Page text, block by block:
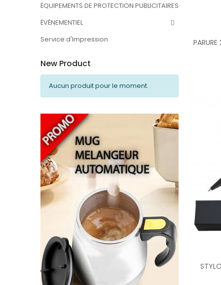
ÉQUIPEMENTS DE PROTECTION PUBLICITAIRES
ÉVÉNEMENTIEL
Service d'Impression
New Product
Aucun produit pour le moment.